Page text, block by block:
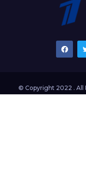
© Copyright 2022 . All